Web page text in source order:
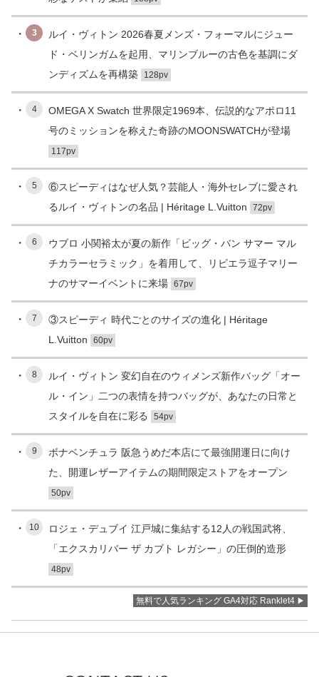
3
ルイ・ヴィトン 2026春夏メンズ・フォーマルにジュー
ド・ベリンガムを起用、マリンブルーの古色を基調にダ
ンディズムを再構築
128pv
4
OMEGA X Swatch 世界限定1969本、伝説的なアポロ11
号のミッションを称えた奇跡のMOONSWATCHが登場
117pv
5
⑥スピーディはなぜ人気？芸能人・海外セレブに愛され
るルイ・ヴィトンの名品 | Héritage L.Vuitton
72pv
6
ウブロ 小関裕太が夏の新作「ビッグ・バン サマー マル
チカラーセラミック」を着用して、リビエラ逗子マリー
ナのサマーイベントに来場 67pv
7
③スピーディ 時代ごとのサイズの進化 | Héritage
L.Vuitton
60pv
8
ルイ・ヴィトン 変幻自在のウィメンズ新作バッグ「オー
ル・イン」二つの表情を持つバッグが、あなたの日常と
スタイルを自在に彩る
54pv
9
ボナベンチュラ 阪急うめだ本店にて最強開運日に向け
た、開運レザーアイテムの期間限定ストアをオープン
50pv
10
ロジェ・デュブイ 江戸城に集結する12人の戦国武将、
「エクスカリバー ザ カブト レガシー」の圧倒的造形
48pv
無料で人気ランキング GA4対応 Ranklet4